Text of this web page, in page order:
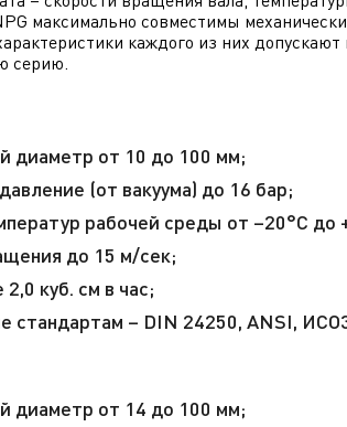
максимально совместимы
каждого из них
серию.
диаметр от 10 до 100 мм;
(от вакуума) до 16 бар;
рабочей среды от –20°С до
до 15 м/сек;
куб. см в час;
стандартам – DIN 24250, ANSI,
диаметр от 14 до 100 мм;